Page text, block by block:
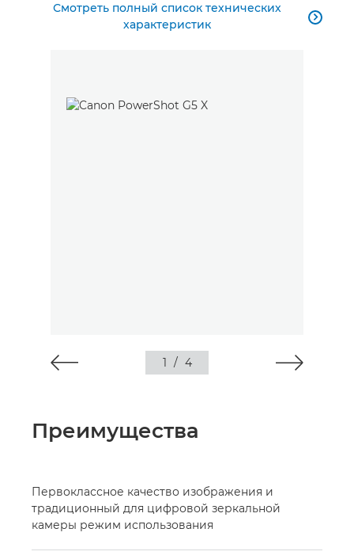
Смотреть полный список технических
характеристик

1 / 4
Преимущества
Первоклассное качество изображения и
традиционный для цифровой зеркальной
камеры режим использования